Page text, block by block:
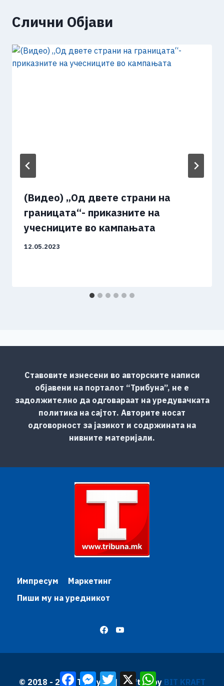
Слични Објави
(Видео) „Од двете страни на
границата“- приказните на
учесниците во кампањата
12.05.2023
Ставовите изнесени во авторските написи
објавени на порталот “Трибуна”, не е
задолжително да одговараат на уредувачката
политика на сајтот. Авторите носат
одговорност за јазикот и содржината на
нивните материјали.
Импресум
Маркетинг
Пиши му на уредникот
© 2018 - 2026 Трибуна | Krafted by BIT KRAFT
FacebookMessenger
TwitterX